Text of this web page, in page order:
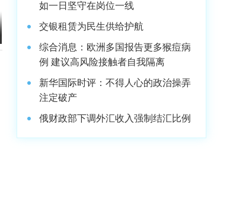
如一日坚守在岗位一线
交银租赁为民生供给护航
综合消息：欧洲多国报告更多猴痘病
例 建议高风险接触者自我隔离
新华国际时评：不得人心的政治操弄
注定破产
俄财政部下调外汇收入强制结汇比例